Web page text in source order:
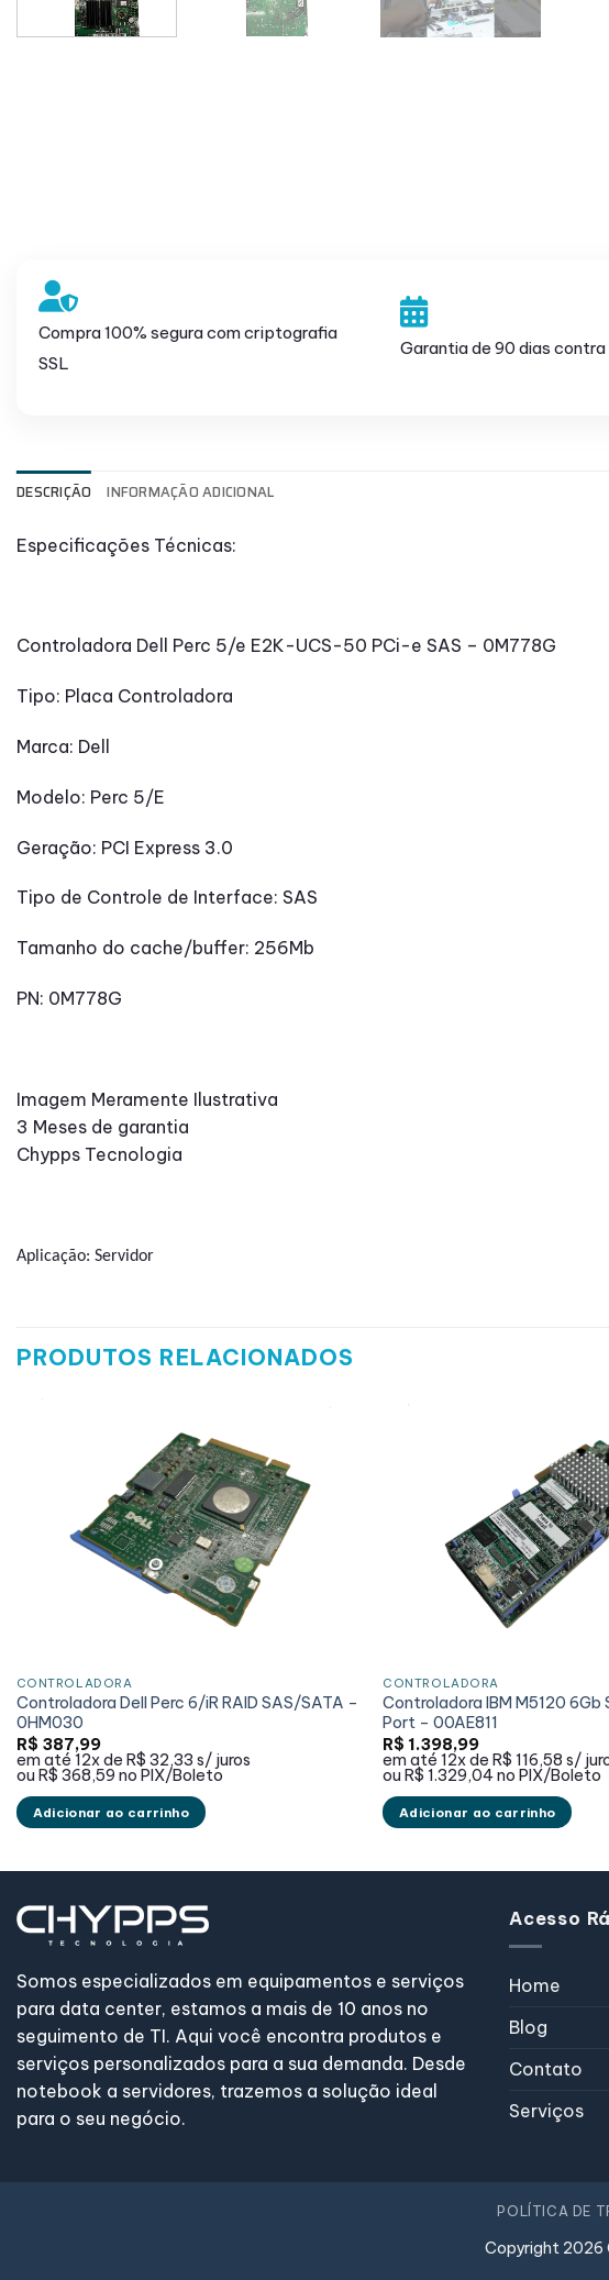
Compra 100% segura com criptografia
SSL
Garantia de 90 dias
DESCRIÇÃO INFORMAÇÃO ADICIONAL
Especificações Técnicas:
Controladora Dell Perc 5/e E2K-UCS-50 PCi-e SAS – 0M778G
Tipo: Placa Controladora
Marca: Dell
Modelo: Perc 5/E
Geração: PCI Express 3.0
Tipo de Controle de Interface: SAS
Tamanho do cache/buffer: 256Mb
PN: 0M778G
Imagem Meramente Ilustrativa
3 Meses de garantia
Chypps Tecnologia
Aplicação: Servidor
PRODUTOS RELACIONADOS
CONTROLADORA
Controladora Dell Perc 6/iR RAID SAS/SATA –
0HM030
R$ 387,99
em até 12x de R$ 32,33 s/ juros
ou R$ 368,59 no PIX/Boleto
Adicionar ao carrinho
CONTROLADORA
Controladora IBM M5120 6Gb
Port – 00AE811
R$ 1.398,99
em até12x de R$ 116,58 s/
ouR$ 1.329,04no PIX/Boleto
Adicionar ao carrinho
Somos especializados em equipamentos e serviços
para data center, estamos a mais de 10 anos no
seguimento de TI. Aqui você encontra produtos e
serviços personalizados para a sua demanda. Desde
notebook a servidores, trazemos a solução ideal
para o seu negócio.
Acesso
Home
Blog
Contato
Serviços
POLÍTICA DE
Copyright 2026